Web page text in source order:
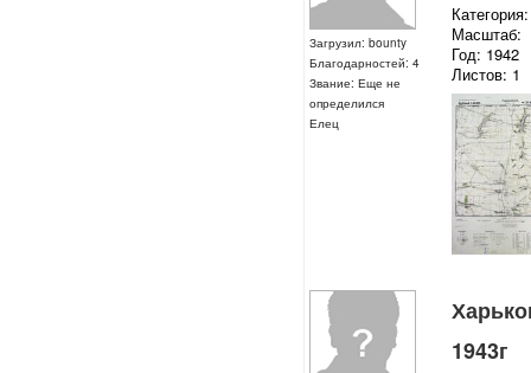
Загрузил: bounty
Благодарностей: 4
Звание: Еще не
определился
Елец
Масштаб:
Год: 1942
Листов: 1
1943г